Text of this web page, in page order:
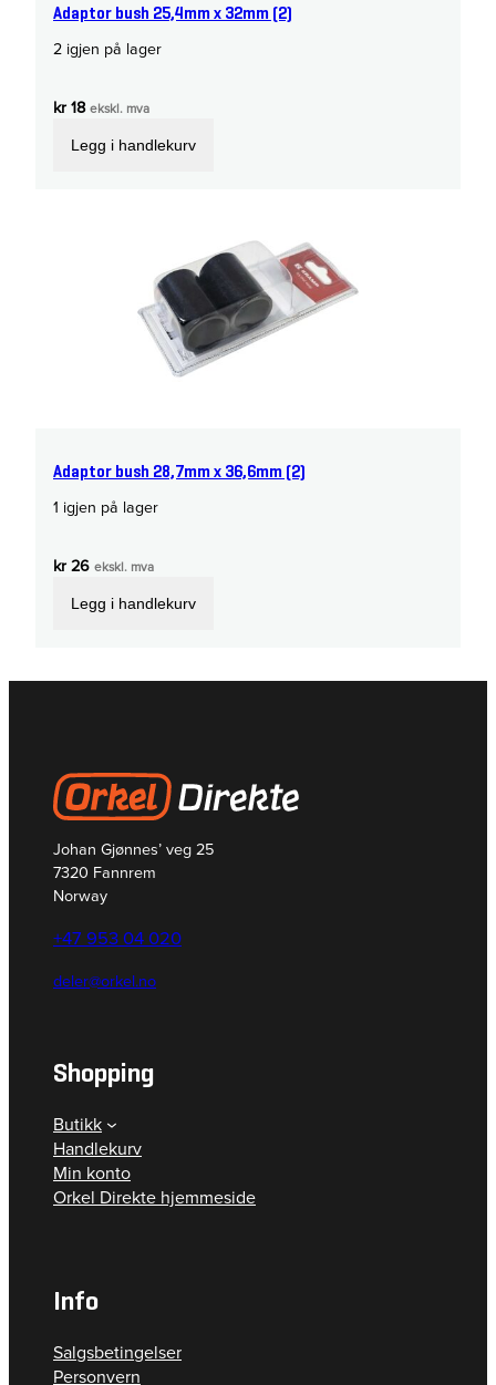
Adaptor bush 25,4mm x 32mm (2)
2 igjen på lager
kr18 ekskl. mva
Legg i handlekurv
Adaptor bush 28,7mm x 36,6mm (2)
1 igjen på lager
kr26 ekskl. mva
Legg i handlekurv
Johan Gjønnes’ veg 25
7320 Fannrem
Norway
+47 953 04 020
deler@orkel.no
Shopping
Butikk
Handlekurv
Min konto
Orkel Direkte hjemmeside
Info
Salgsbetingelser
Personvern